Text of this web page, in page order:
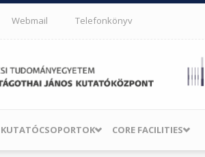
Webmail Telefonkönyv
KUTATÓCSOPORTOK CORE FACILITIES